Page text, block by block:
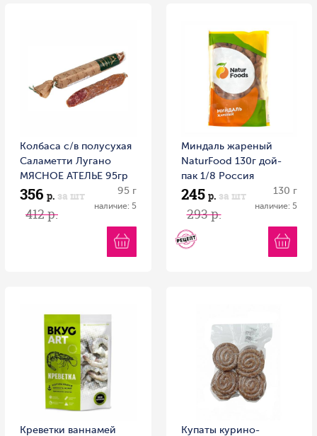
Колбаса с/в полусухая
Саламетти Лугано
МЯСНОЕ АТЕЛЬЕ 95гр
1/20 Россия
356 р. за шт
412 р.
95 г
наличие: 5
Миндаль жареный
NaturFood 130г дой-
пак 1/8 Россия
245 р. за шт
293 р.
130 г
наличие: 5
Креветки ваннамей
Купаты курино-